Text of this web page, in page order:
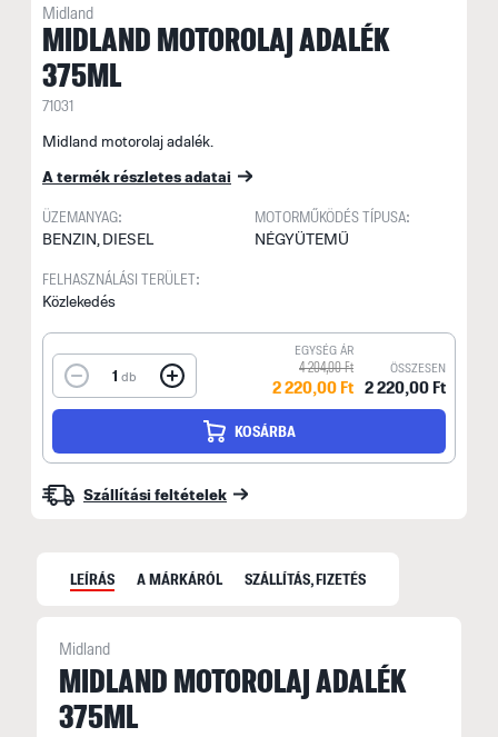
Midland
MIDLAND MOTOROLAJ ADALÉK
375ML
71031
Midland motorolaj adalék.
A termék részletes adatai
ÜZEMANYAG:
BENZIN, DIESEL
MOTORMŰKÖDÉS TÍPUSA:
NÉGYÜTEMŰ
FELHASZNÁLÁSI TERÜLET:
Közlekedés
1 db
EGYSÉG ÁR
4 204,00 Ft
2 220,00 Ft
ÖSSZESEN
2 220,00 Ft
KOSÁRBA
Szállítási feltételek
LEÍRÁS A MÁRKÁRÓL SZÁLLÍTÁS, FIZETÉS
Midland
MIDLAND MOTOROLAJ ADALÉK
375ML